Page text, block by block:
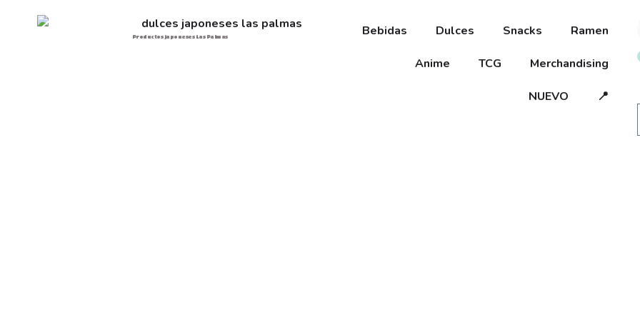
Productos japoneses Las Palmas Bebidas Dulces Snacks Ramen
Anime TCG Merchandising
NUEVO 📍